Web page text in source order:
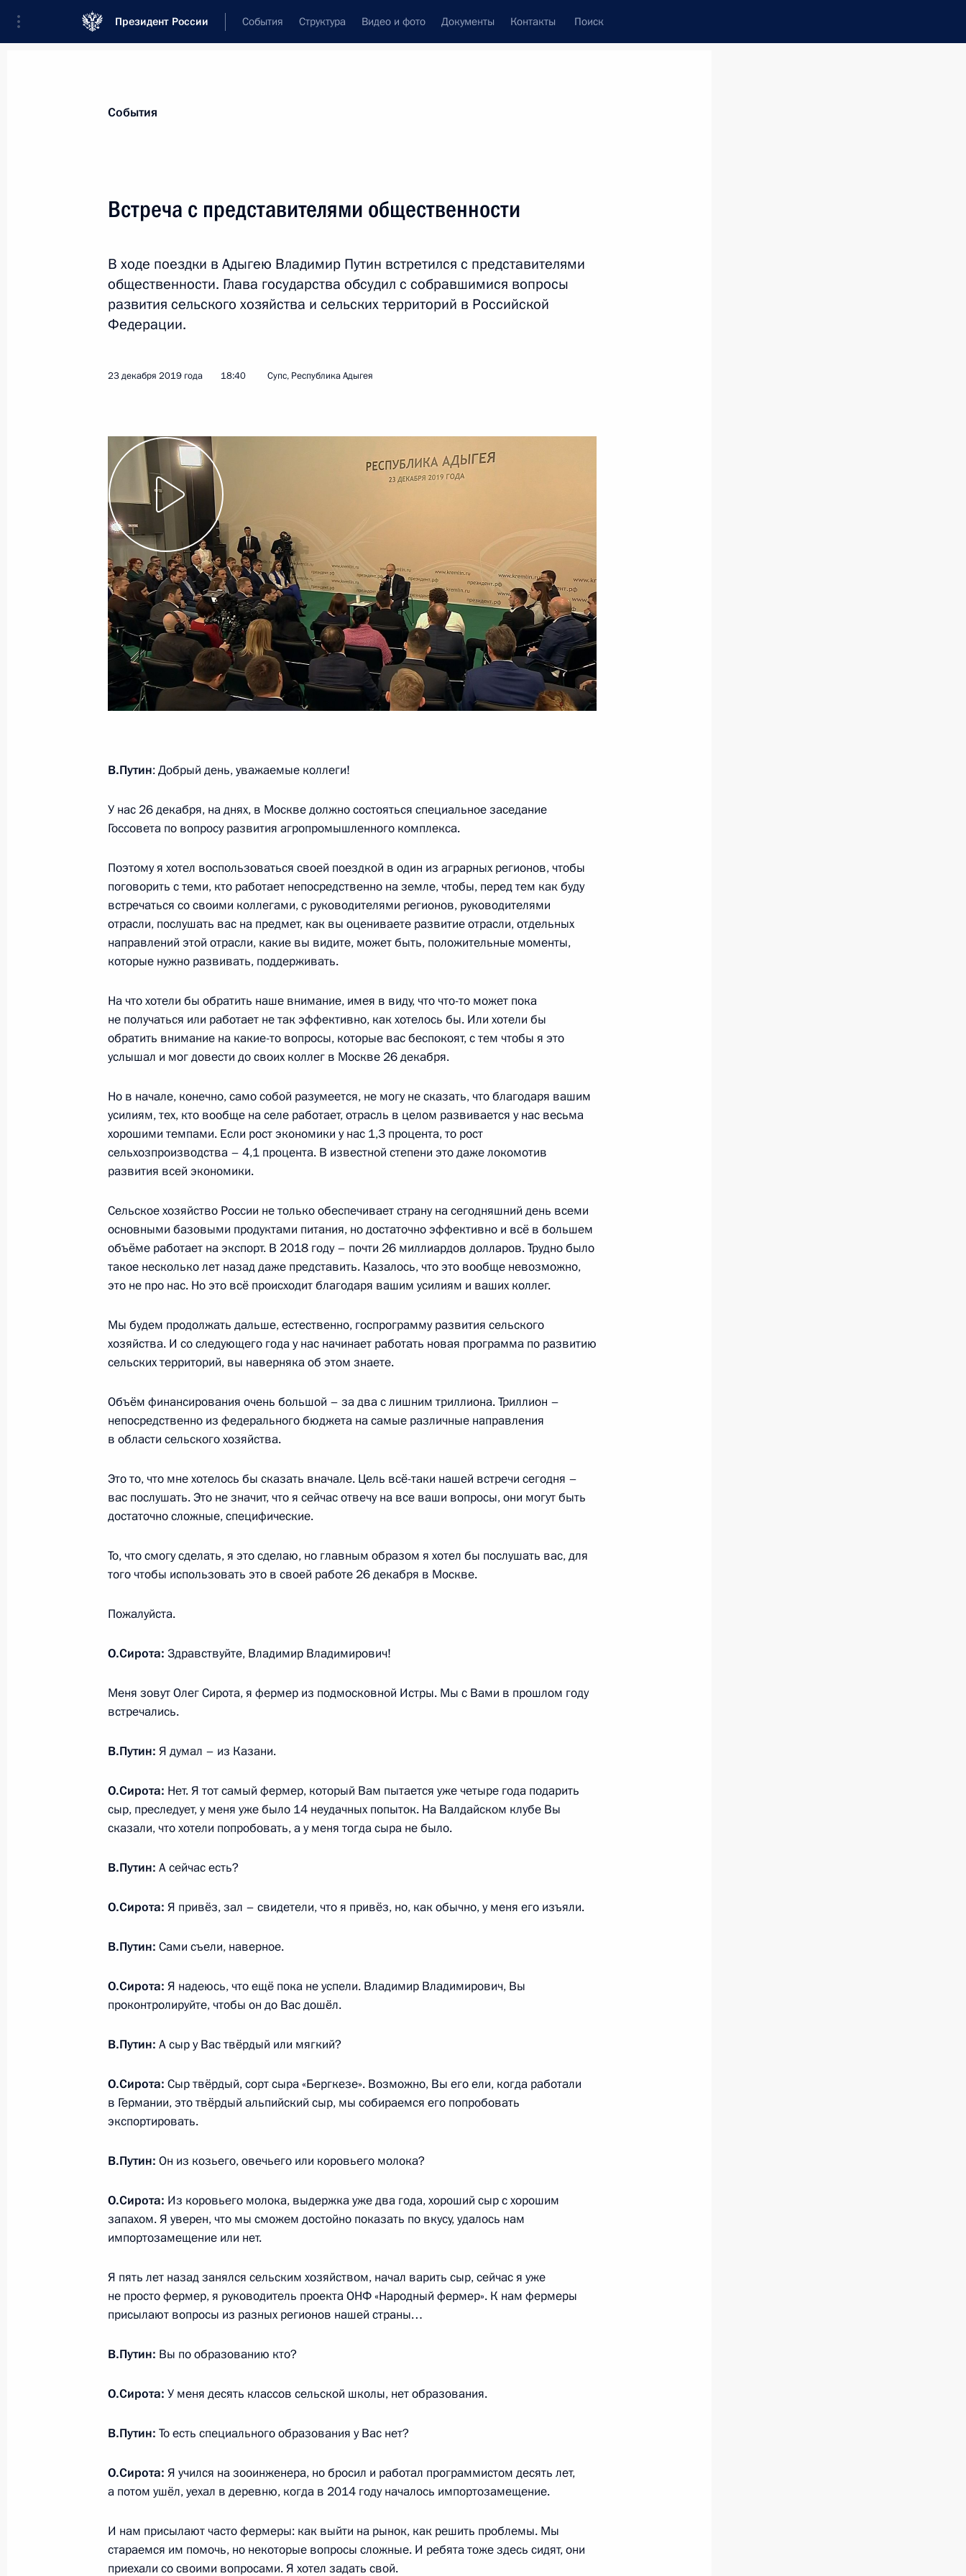
Президент России События Структура Видео и фото Документы Контакты Поиск
Встреча с председателем совета директоров группы «Мантера»
Встреча с главой Республики Адыгея Муратом Кумпиловым
по предоставлению услуг гостевых домов в индивидуальных
жилых домах
29 декабря 2025 года, 11:40
Мария Львова-Белова посетила Адыгею
20 февраля 2025 года, 19:00
Торжественное мероприятие по случаю 100-летия образования
Адыгеи, Кабардино-Балкарии и Карачаево-Черкесии
20 сентября 2022 года, 19:35
22 сентября 2021 года, 13:45
Перечень поручений по итогам встречи с представителями
общественности в Адыгее
Поездка в Южный федеральный округ
Встреча с представителями общественности
23 декабря 2019 года, 18:40
Посещение тепличного комплекса «Зелёный дом»
23 декабря 2019 года, 16:30
Встреча с врио главы Адыгеи Муратом Кумпиловым
30 августа 2017 года, 15:25
Владимир Путин представил на рассмотрение Государственного
совета – Хасэ Адыгеи кандидатуры для избрания на должность
21 августа 2017 года, 16:00
Главы Адыгеи
Встреча с Асланом Тхакушиновым и Муратом Кумпиловым
Распоряжение о выделении средств из резервного фонда
Президента
22 июля 2016 года, 15:00
28 ноября 2015 года, 13:00
Встреча с главой Адыгеи Асланом Тхакушиновым
Президента
1 апреля 2015 года, 16:30
Президента
24 января 2014 года, 14:25
Президента
23 декабря 2013 года, 12:50
9 мая 2013 года, 11:10
Президент внёс на рассмотрение Государственного совета – Хасэ
Адыгеи кандидатуру Аслана Тхакушинова для наделения
События
Встреча с представителями общественности
В ходе поездки в Адыгею Владимир Путин встретился с представителями
общественности. Глава государства обсудил с собравшимися вопросы
развития сельского хозяйства и сельских территорий в Российской
Федерации.
23 декабря 2019 года 18:40 Супс, Республика Адыгея
В.Путин: Добрый день, уважаемые коллеги!
У нас 26 декабря, на днях, в Москве должно состояться специальное заседание
Госсовета по вопросу развития агропромышленного комплекса.
Поэтому я хотел воспользоваться своей поездкой в один из аграрных регионов, чтобы
поговорить с теми, кто работает непосредственно на земле, чтобы, перед тем как буду
встречаться со своими коллегами, с руководителями регионов, руководителями
отрасли, послушать вас на предмет, как вы оцениваете развитие отрасли, отдельных
направлений этой отрасли, какие вы видите, может быть, положительные моменты,
которые нужно развивать, поддерживать.
На что хотели бы обратить наше внимание, имея в виду, что что-то может пока
не получаться или работает не так эффективно, как хотелось бы. Или хотели бы
обратить внимание на какие-то вопросы, которые вас беспокоят, с тем чтобы я это
услышал и мог довести до своих коллег в Москве 26 декабря.
Но в начале, конечно, само собой разумеется, не могу не сказать, что благодаря вашим
усилиям, тех, кто вообще на селе работает, отрасль в целом развивается у нас весьма
хорошими темпами. Если рост экономики у нас 1,3 процента, то рост
сельхозпроизводства – 4,1 процента. В известной степени это даже локомотив
развития всей экономики.
Сельское хозяйство России не только обеспечивает страну на сегодняшний день всеми
основными базовыми продуктами питания, но достаточно эффективно и всё в большем
объёме работает на экспорт. В 2018 году – почти 26 миллиардов долларов. Трудно было
такое несколько лет назад даже представить. Казалось, что это вообще невозможно,
это не про нас. Но это всё происходит благодаря вашим усилиям и ваших коллег.
Мы будем продолжать дальше, естественно, госпрограмму развития сельского
хозяйства. И со следующего года у нас начинает работать новая программа по развитию
сельских территорий, вы наверняка об этом знаете.
Объём финансирования очень большой – за два с лишним триллиона. Триллион –
непосредственно из федерального бюджета на самые различные направления
в области сельского хозяйства.
Это то, что мне хотелось бы сказать вначале. Цель всё-таки нашей встречи сегодня –
вас послушать. Это не значит, что я сейчас отвечу на все ваши вопросы, они могут быть
достаточно сложные, специфические.
То, что смогу сделать, я это сделаю, но главным образом я хотел бы послушать вас, для
того чтобы использовать это в своей работе 26 декабря в Москве.
Пожалуйста.
О.Сирота: Здравствуйте, Владимир Владимирович!
Меня зовут Олег Сирота, я фермер из подмосковной Истры. Мы с Вами в прошлом году
встречались.
В.Путин: Я думал – из Казани.
О.Сирота: Нет. Я тот самый фермер, который Вам пытается уже четыре года подарить
сыр, преследует, у меня уже было 14 неудачных попыток. На Валдайском клубе Вы
сказали, что хотели попробовать, а у меня тогда сыра не было.
В.Путин: А сейчас есть?
О.Сирота: Я привёз, зал – свидетели, что я привёз, но, как обычно, у меня его изъяли.
В.Путин: Сами съели, наверное.
О.Сирота: Я надеюсь, что ещё пока не успели. Владимир Владимирович, Вы
проконтролируйте, чтобы он до Вас дошёл.
В.Путин: А сыр у Вас твёрдый или мягкий?
О.Сирота: Сыр твёрдый, сорт сыра «Бергкезе». Возможно, Вы его ели, когда работали
в Германии, это твёрдый альпийский сыр, мы собираемся его попробовать
экспортировать.
В.Путин: Он из козьего, овечьего или коровьего молока?
О.Сирота: Из коровьего молока, выдержка уже два года, хороший сыр с хорошим
запахом. Я уверен, что мы сможем достойно показать по вкусу, удалось нам
импортозамещение или нет.
Я пять лет назад занялся сельским хозяйством, начал варить сыр, сейчас я уже
не просто фермер, я руководитель проекта ОНФ «Народный фермер». К нам фермеры
присылают вопросы из разных регионов нашей страны…
В.Путин: Вы по образованию кто?
О.Сирота: У меня десять классов сельской школы, нет образования.
В.Путин: То есть специального образования у Вас нет?
О.Сирота: Я учился на зооинженера, но бросил и работал программистом десять лет,
а потом ушёл, уехал в деревню, когда в 2014 году началось импортозамещение.
И нам присылают часто фермеры: как выйти на рынок, как решить проблемы. Мы
стараемся им помочь, но некоторые вопросы сложные. И ребята тоже здесь сидят, они
приехали со своими вопросами. Я хотел задать свой.